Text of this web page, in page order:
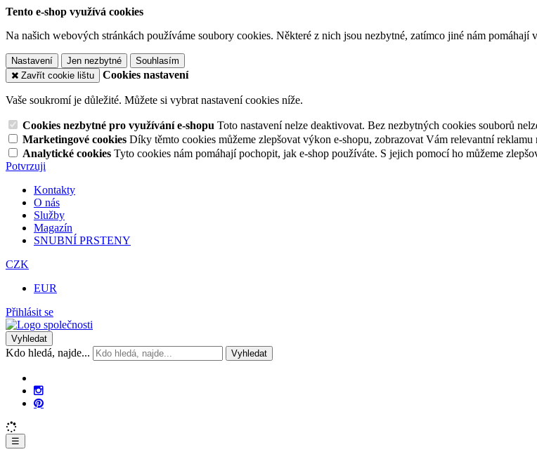
Tento e-shop využívá cookies
Na našich webových stránkách používáme soubory cookies. Některé z nich jsou nezbytné, zatímco jiné nám
Nastavení Jen nezbytné
Souhlasím
Zavřít cookie lištu
Cookies nastavení
Vaše soukromí je důležité. Můžete si vybrat nastavení cookies níže.
Cookies nezbytné pro využívání e-shopu Toto nastavení nelze deaktivovat. Bez nezbytných cookies souborů
Marketingové cookies Díky těmto cookies můžeme zlepšovat výkon e-shopu, zobrazovat Vám relevantní
Analytické cookies Tyto cookies nám pomáhají pochopit, jak e-shop používáte. S jejich pomocí ho můžeme
Potvrzuji
Kontakty
O nás
Služby
Magazín
SNUBNÍ PRSTENY
CZK
EUR
Přihlásit se
Vyhledat
Kdo hledá, najde... Vyhledat
☰